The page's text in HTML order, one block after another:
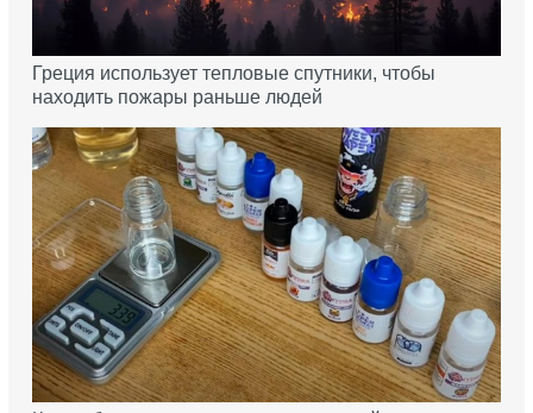
Греция использует тепловые спутники, чтобы
находить пожары раньше людей